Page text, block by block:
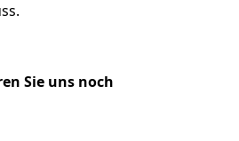
Sie uns noch